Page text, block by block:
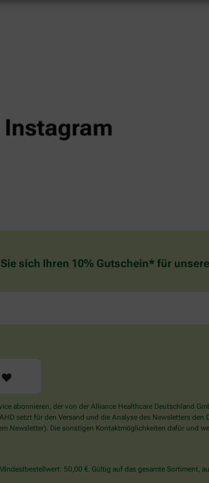
sich Ihren 10% Gutschein* für
2
abonnieren, der von der Alliance Healthcare Deutschland
setzt für den Versand und die Analyse des Newsletters
Newsletter). Die sonstigen Kontaktmöglichkeiten dafür und
50,00 €. Gültig auf das gesamte Sortiment,